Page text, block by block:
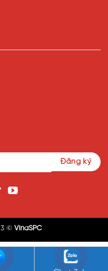
© VinaSPC